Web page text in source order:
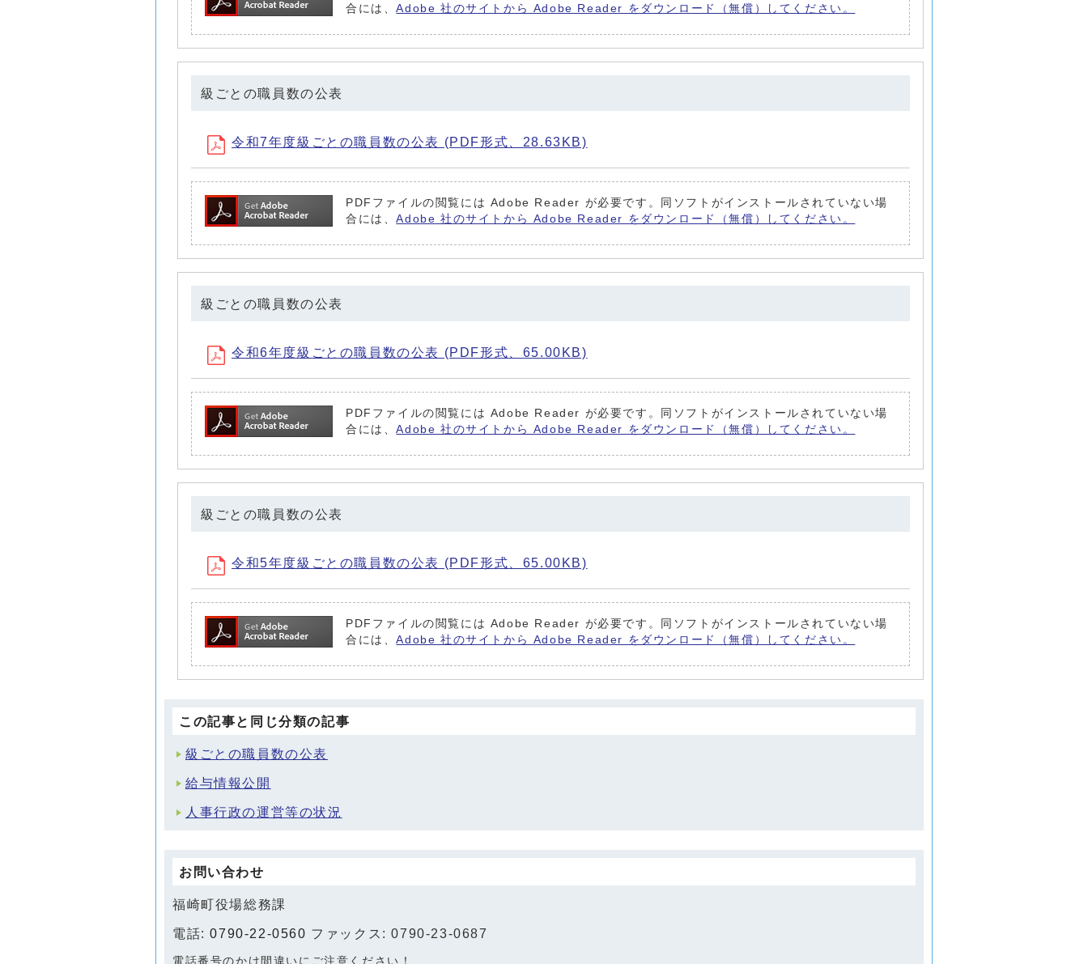
合には、Adobe 社のサイトから Adobe Reader をダウンロード（無償）してください。
級ごとの職員数の公表
令和7年度級ごとの職員数の公表 (PDF形式、28.63KB)
PDFファイルの閲覧には Adobe Reader が必要です。同ソフトがインストールされていない場
合には、Adobe 社のサイトから Adobe Reader をダウンロード（無償）してください。
級ごとの職員数の公表
令和6年度級ごとの職員数の公表 (PDF形式、65.00KB)
PDFファイルの閲覧には Adobe Reader が必要です。同ソフトがインストールされていない場
合には、Adobe 社のサイトから Adobe Reader をダウンロード（無償）してください。
級ごとの職員数の公表
令和5年度級ごとの職員数の公表 (PDF形式、65.00KB)
PDFファイルの閲覧には Adobe Reader が必要です。同ソフトがインストールされていない場
合には、Adobe 社のサイトから Adobe Reader をダウンロード（無償）してください。
この記事と同じ分類の記事
級ごとの職員数の公表
給与情報公開
人事行政の運営等の状況
お問い合わせ
福崎町役場総務課
電話:0790-22-0560 ファックス: 0790-23-0687
電話番号のかけ間違いにご注意ください！